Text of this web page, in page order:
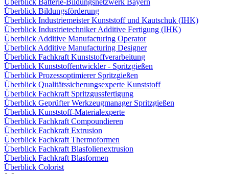
Überblick Batterie-Bildungsnetzwerk Bayern
Überblick Bildungsförderung
Überblick Industriemeister Kunststoff und Kautschuk (IHK)
Überblick Industrietechniker Additive Fertigung (IHK)
Überblick Additive Manufacturing Operator
Überblick Additive Manufacturing Designer
Überblick Fachkraft Kunststoffverarbeitung
Überblick Kunststoffentwickler - Spritzgießen
Überblick Prozessoptimierer Spritzgießen
Überblick Qualitätssicherungsexperte Kunststoff
Überblick Fachkraft Spritzgussfertigung
Überblick Geprüfter Werkzeugmanager Spritzgießen
Überblick Kunststoff-Materialexperte
Überblick Fachkraft Compoundieren
Überblick Fachkraft Extrusion
Überblick Fachkraft Thermoformen
Überblick Fachkraft Blasfolienextrusion
Überblick Fachkraft Blasformen
Überblick Colorist